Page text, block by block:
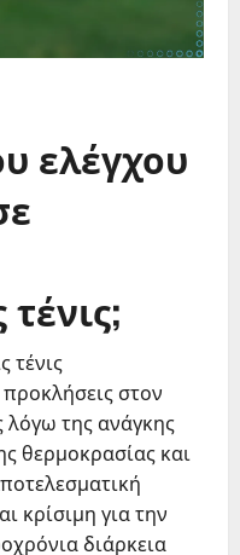
ελέγχου
τένις
στον
λόγω της ανάγκης
θερμοκρασίας και
κρίσιμη για την
διάρκεια